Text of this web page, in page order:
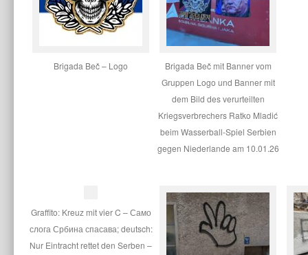
Brigada Beč – Logo
Brigada Beč mit Banner vom
Gruppen Logo und Banner mit
dem Bild des verurteilten
Kriegsverbrechers Ratko Mladić
beim Wasserball-Spiel Serbien
gegen Niederlande am 10.01.26
Graffito: Kreuz mit vier C – Само
слога Србина спасава; deutsch:
Nur Eintracht rettet den Serben –